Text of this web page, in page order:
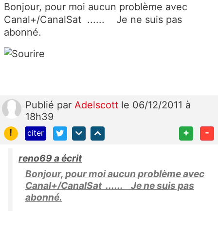
Bonjour, pour moi aucun problème avec
Canal+/CanalSat ...... Je ne suis pas
abonné.
Publié par Adelscott le 06/12/2011 à
18h39
!
citer + -
reno69 a écrit
Bonjour, pour moi aucun problème avec
Canal+/CanalSat ...... Je ne suis pas
abonné.